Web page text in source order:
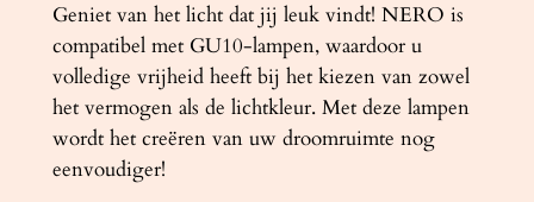
Geniet van het licht dat jij leuk vindt! NERO is
compatibel met GU10-lampen, waardoor u
volledige vrijheid heeft bij het kiezen van zowel
het vermogen als de lichtkleur. Met deze lampen
wordt het creëren van uw droomruimte nog
eenvoudiger!